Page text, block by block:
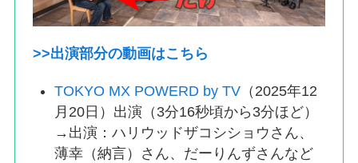
>>出演部分の動画はこちら
TOKYO MX POWERD by TV （2025年12
月20日）出演（3分16秒頃から3分ほど）
→出演：ハリウッドザコシショウさん、
薄幸（納言）さん、だーりんずさんなど